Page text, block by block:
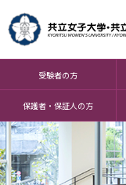
受験者の方
保護者・保証人の方